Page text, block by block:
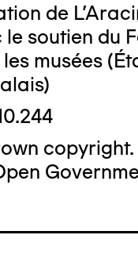
de
le soutien du
musées
copyright.